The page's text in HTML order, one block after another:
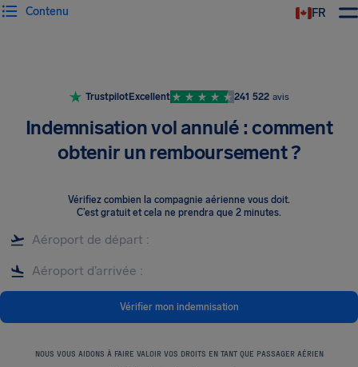
FR
Contenu
TrustpilotExcellent 241 522 avis
Indemnisation vol annulé : comment
obtenir un remboursement ?
Vérifiez combien la compagnie aérienne vous doit.
C’est gratuit et cela ne prendra que 2 minutes.
Vérifier mon indemnisation
NOUS VOUS AIDONS À FAIRE VALOIR VOS DROITS EN TANT QUE PASSAGER AÉRIEN